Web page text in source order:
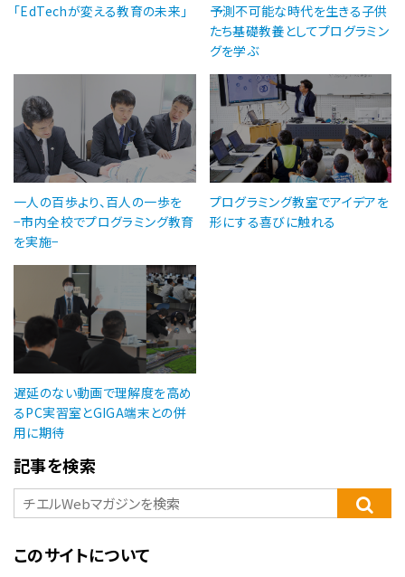
「EdTechが変える教育の未来」
予測不可能な時代を生きる子供
たち基礎教養としてプログラミン
グを学ぶ
一人の百歩より、百人の一歩を
−市内全校でプログラミング教育
を実施−
プログラミング教室でアイデアを
形にする喜びに触れる
遅延のない動画で理解度を高め
るPC実習室とGIGA端末との併
用に期待
記事を検索
このサイトについて